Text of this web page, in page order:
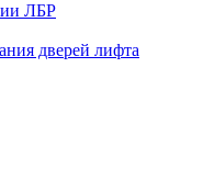
ЛБР
дверей лифта